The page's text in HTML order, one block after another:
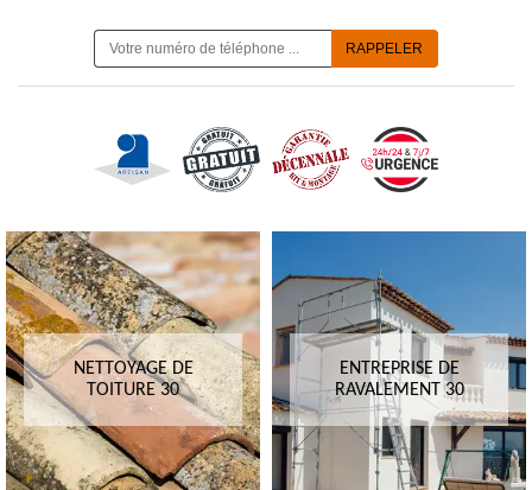
NETTOYAGE DE
TOITURE 30
ENTREPRISE DE
RAVALEMENT 30